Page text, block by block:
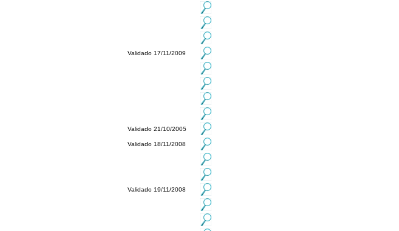
Validado 17/11/2009
Validado 21/10/2005
Validado 18/11/2008
Validado 19/11/2008